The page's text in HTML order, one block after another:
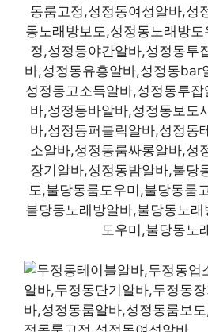
동룸고정,성정동여성알바,성
동노래방보도,성정동노래방
정,성정동야간알바,성정동투
바,성정동유흥알바,성정동bar
성정동고소득알바,성정동투
바,성정동바알바,성정동보도
바,성정동퍼블릭알바,성정동
소알바,성정동룸싸롱알바,성
장기알바,성정동밤알바,불당
도,불당동룸도우미,불당동룸
불당동노래방알바,불당동노
도우미,불당동노